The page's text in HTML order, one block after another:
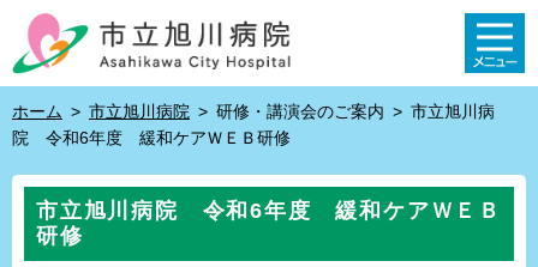
ホーム > 市立旭川病院 > 研修・講演会のご案内 > 市立旭川病
院 令和6年度 緩和ケアＷＥＢ研修
市立旭川病院 令和6年度 緩和ケアＷＥＢ
研修